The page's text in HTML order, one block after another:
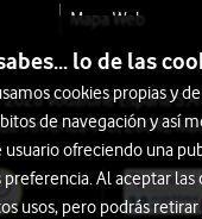
Mapa Web
Vodafone España
América 115, 28042
lo de las
cookies propias y
de navegación y así
usuario ofreciendo una
preferencia. Al aceptar las
usos, pero podrás